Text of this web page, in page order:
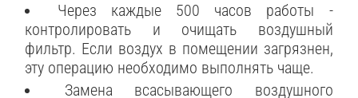
Через каждые 500 часов работы -
контролировать и очищать воздушный
фильтр. Если воздух в помещении загрязнен,
эту операцию необходимо выполнять чаще.
Замена всасывающего воздушного